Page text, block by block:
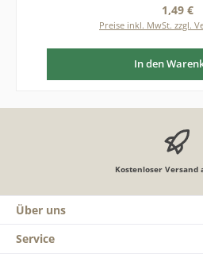
1,49 €
Preise inkl. MwSt. zzgl.
In den
Kostenloser Versand
Über uns
Service